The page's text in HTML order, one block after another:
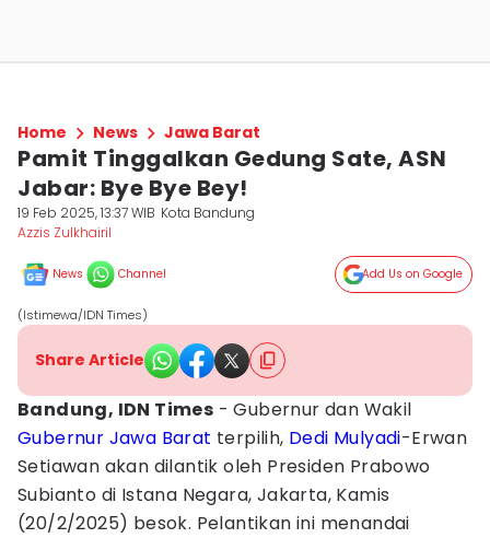
Home News Jawa Barat
Pamit Tinggalkan Gedung Sate, ASN
Jabar: Bye Bye Bey!
19 Feb 2025, 13:37 WIB Kota Bandung
Azzis Zulkhairil
News Channel Add Us on Google
(Istimewa/IDN Times)
Share Article
Bandung, IDN Times - Gubernur dan Wakil
Gubernur Jawa Barat terpilih, Dedi Mulyadi-Erwan
Setiawan akan dilantik oleh Presiden Prabowo
Subianto di Istana Negara, Jakarta, Kamis
(20/2/2025) besok. Pelantikan ini menandai